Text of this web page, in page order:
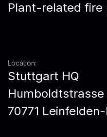
Plant-related fire
Location:
Stuttgart HQ
Humboldtstrasse
70771